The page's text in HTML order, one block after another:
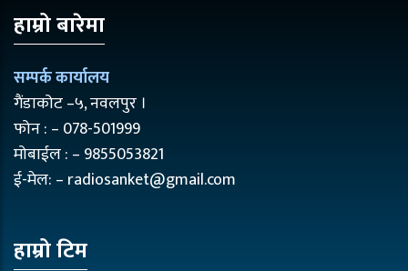
हाम्रो बारेमा
सम्पर्क कार्यालय
गैंडाकोट –५, नवलपुर ।
फोन : – 078-501999
मोबाईल : – 9855053821
ई-मेल: – radiosanket@gmail.com
हाम्रो टिम